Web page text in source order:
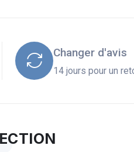
Changer d'avis
14 jours pour un